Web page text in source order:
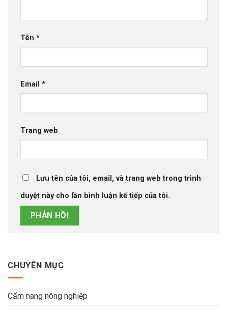
Tên *
Email *
Trang web
Lưu tên của tôi, email, và trang web trong trình
duyệt này cho lần bình luận kế tiếp của tôi.
CHUYÊN MỤC
Cẩm nang nông nghiệp